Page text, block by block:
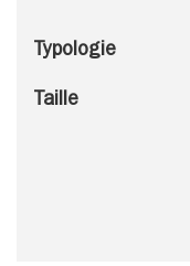
Typologie
Taille